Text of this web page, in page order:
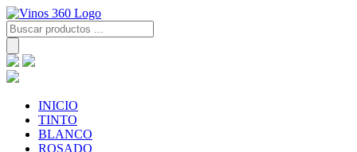
Skip
to
content
Búsqueda
de
productos
INICIO
TINTO
BLANCO
ROSADO